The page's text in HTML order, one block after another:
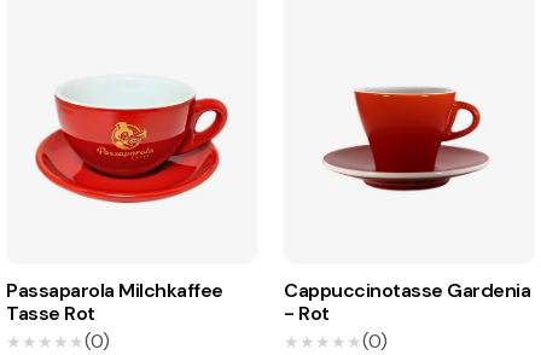
Passaparola Milchkaffee
Tasse Rot
★★★★★
★★★★★(0)
Cappuccinotasse Gardenia
- Rot
★★★★★
★★★★★(0)